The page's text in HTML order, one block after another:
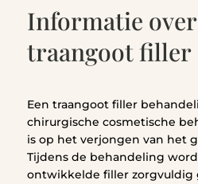
Informatie
traangoot filler
Een traangoot filler
chirurgische cosmetische
is op het verjongen van het
Tijdens de behandeling
ontwikkelde filler zorgvuldig